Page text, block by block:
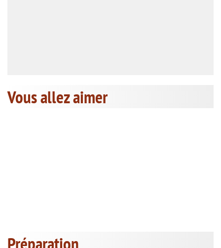
Vous allez aimer